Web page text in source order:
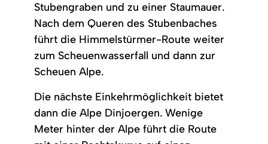
Stubengraben und zu einer Staumauer.
Nach dem Queren des Stubenbaches
führt die Himmelstürmer-Route weiter
zum Scheuenwasserfall und dann zur
Scheuen Alpe.
Die nächste Einkehrmöglichkeit bietet
dann die Alpe Dinjoergen. Wenige
Meter hinter der Alpe führt die Route